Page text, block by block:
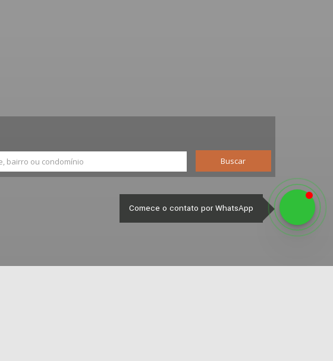
Buscar
Comece o contato por WhatsApp